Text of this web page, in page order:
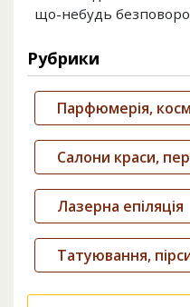
що-небудь
Рубрики
Парфюмерія,
Салони краси,
Лазерна епіляція
Татуювання,